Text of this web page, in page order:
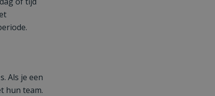
Als je een
hun team.